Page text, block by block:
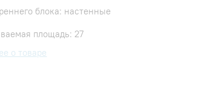
блока: настенные
площадь: 27
о товаре